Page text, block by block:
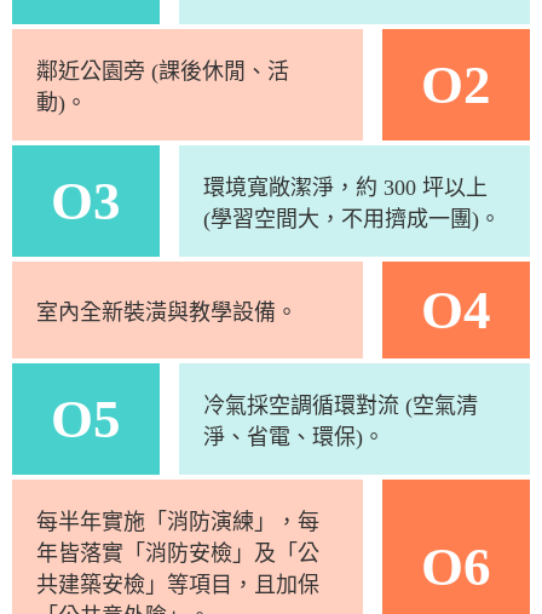
鄰近公園旁 (課後休閒、活
動)。
O2
O3
環境寬敞潔淨，約 300 坪以上
(學習空間大，不用擠成一團)。
室內全新裝潢與教學設備。
O4
O5
冷氣採空調循環對流 (空氣清
淨、省電、環保)。
每半年實施「消防演練」，每
年皆落實「消防安檢」及「公
共建築安檢」等項目，且加保
O6